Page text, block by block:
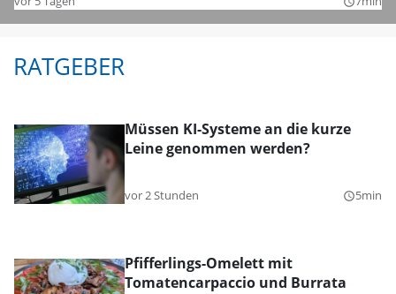
RATGEBER
Müssen KI-Systeme an die kurze
Leine genommen werden?
vor 2 Stunden query_builder5min
Pfifferlings-Omelett mit
Tomatencarpaccio und Burrata